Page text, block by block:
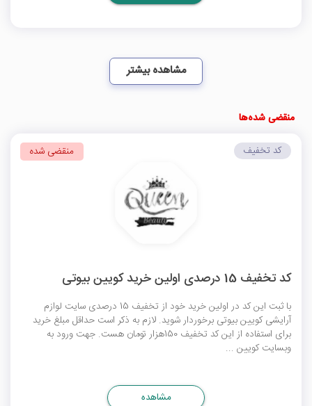
مشاهده بیشتر
منقضی شده‌ها
کد تخفیف 15 درصدی اولین خرید کویین بیوتی
با ثبت این کد در اولین خرید خود از تخفیف 15 درصدی سایت لوازم
آرایشی کویین بیوتی برخوردار شوید. لازم به ذکر است حداقل مبلغ خرید
برای استفاده از این کد تخفیف 150هزار تومان هست. جهت ورود به
وبسایت کویین ...
کد تخفیف منقضی شده
مشاهده